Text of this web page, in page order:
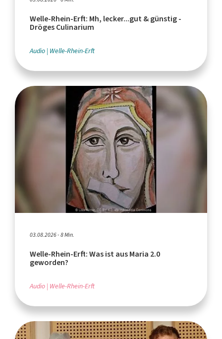
Welle-Rhein-Erft: Mh, lecker...gut & günstig -
Dröges Culinarium
Audio Welle-Rhein-Erft
03.08.2026 - 8 Min.
Welle-Rhein-Erft: Was ist aus Maria 2.0
geworden?
Audio Welle-Rhein-Erft